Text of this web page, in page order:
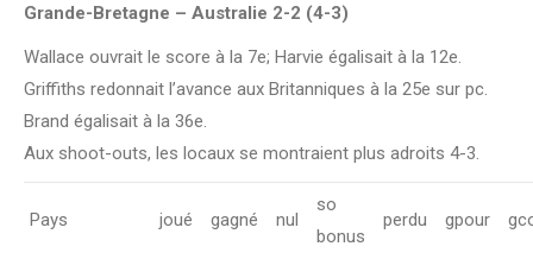
Grande-Bretagne – Australie 2-2 (4-3)
Wallace ouvrait le score à la 7e; Harvie égalisait à la 12e.
Griffiths redonnait l’avance aux Britanniques à la 25e sur pc.
Brand égalisait à la 36e.
Aux shoot-outs, les locaux se montraient plus adroits 4-3.
Pays joué gagné nul
so
bonus
perdu gpour